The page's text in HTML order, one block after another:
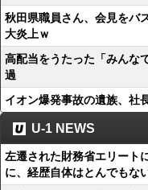
秋田県職員さん、会見をバ
大炎上ｗ
高配当をうたった「みんな
過
イオン爆発事故の遺族、社
U-1 NEWS
左遷された財務省エリート
に、経歴自体はとんでもな